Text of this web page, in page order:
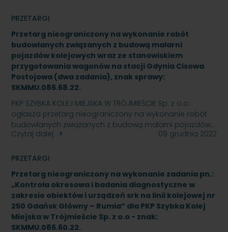
PRZETARGI
Przetarg nieograniczony na wykonanie robót
budowlanych związanych z budową malarni
pojazdów kolejowych wraz ze stanowiskiem
przygotowania wagonów na stacji Gdynia Cisowa
Postojowa (dwa zadania), znak sprawy:
SKMMU.086.68.22.
PKP SZYBKA KOLEJ MIEJSKA W TRÓJMIEŚCIE Sp. z o.o.
ogłasza przetarg nieograniczony na wykonanie robót
budowlanych związanych z budową malarni pojazdów…
Czytaj dalej
09 grudnia 2022
PRZETARGI
Przetarg nieograniczony na wykonanie zadania pn.:
„Kontrola okresowa i badania diagnostyczne w
zakresie obiektów i urządzeń srk na linii kolejowej nr
250 Gdańsk Główny – Rumia” dla PKP Szybka Kolej
Miejska w Trójmieście Sp. z o.o - znak:
SKMMU.086.60.22.